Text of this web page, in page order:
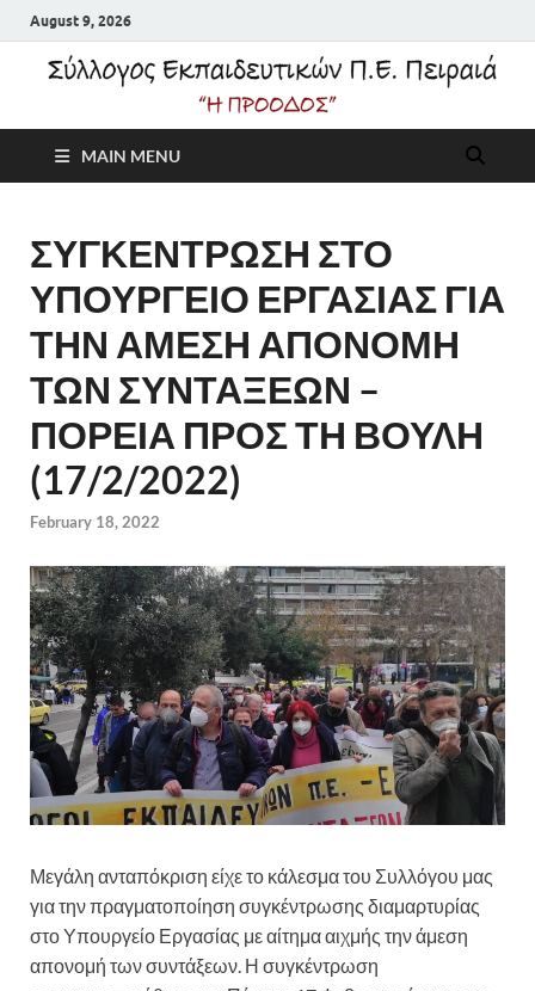
August 9, 2026
Σύλλογος
Εκπαιδευτικών Π.Ε.
Πειραιά "Η Πρόοδος"
MAIN MENU
ΣΥΓΚΕΝΤΡΩΣΗ ΣΤΟ
ΥΠΟΥΡΓΕΙΟ ΕΡΓΑΣΙΑΣ ΓΙΑ
ΤΗΝ ΑΜΕΣΗ ΑΠΟΝΟΜΗ
ΤΩΝ ΣΥΝΤΑΞΕΩΝ –
ΠΟΡΕΙΑ ΠΡΟΣ ΤΗ ΒΟΥΛΗ
(17/2/2022)
February 18, 2022
Μεγάλη ανταπόκριση είχε το κάλεσμα του Συλλόγου μας
για την πραγματοποίηση συγκέντρωσης διαμαρτυρίας
στο Υπουργείο Εργασίας με αίτημα αιχμής την άμεση
απονομή των συντάξεων. Η συγκέντρωση